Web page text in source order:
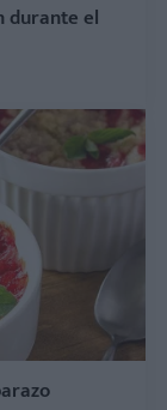
durante el